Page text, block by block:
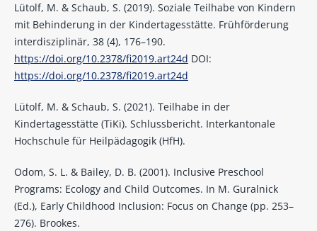
Lütolf, M. & Schaub, S. (2019). Soziale Teilhabe von Kindern
mit Behinderung in der Kindertagesstätte. Frühförderung
interdisziplinär, 38 (4), 176–190.
https://doi.org/10.2378/fi2019.art24d DOI:
https://doi.org/10.2378/fi2019.art24d
Lütolf, M. & Schaub, S. (2021). Teilhabe in der
Kindertagesstätte (TiKi). Schlussbericht. Interkantonale
Hochschule für Heilpädagogik (HfH).
Odom, S. L. & Bailey, D. B. (2001). Inclusive Preschool
Programs: Ecology and Child Outcomes. In M. Guralnick
(Ed.), Early Childhood Inclusion: Focus on Change (pp. 253–
276). Brookes.